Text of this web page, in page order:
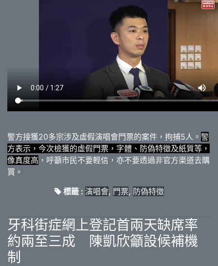
警方接獲20多宗涉及虛假演唱會門票的案件，拘捕5人。 警
方表示，今次檢獲的虛假門票，字體、防偽特徵及紙質等，
像真度高 ，呼籲市民不要輕信，亦不要透過非官方渠道去購
買。
標籤 : 演唱會, 門票, 防偽特徵
牙科街症網上登記首兩天缺席率
約兩至三成 陳凱欣籲設候補機
制